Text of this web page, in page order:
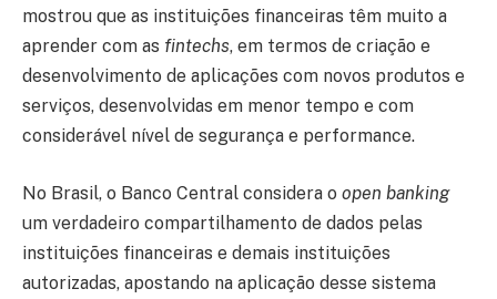
mostrou que as instituições financeiras têm muito a
aprender com as fintechs, em termos de criação e
desenvolvimento de aplicações com novos produtos e
serviços, desenvolvidas em menor tempo e com
considerável nível de segurança e performance.
No Brasil, o Banco Central considera o open banking
um verdadeiro compartilhamento de dados pelas
instituições financeiras e demais instituições
autorizadas, apostando na aplicação desse sistema